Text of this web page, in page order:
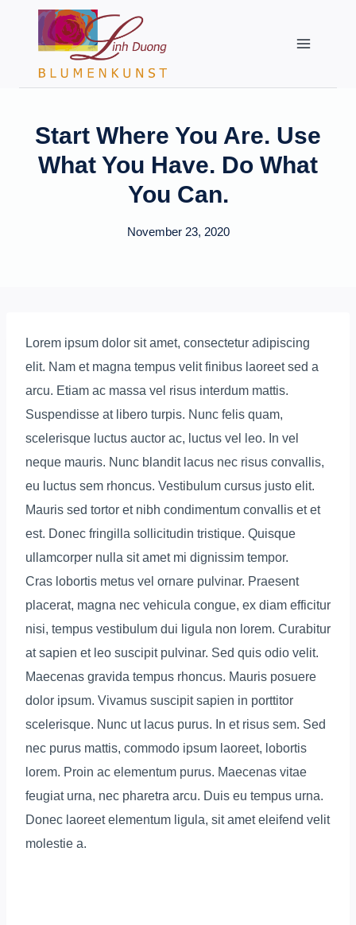
Start Where You Are. Use
What You Have. Do What
You Can.
November 23, 2020
Lorem ipsum dolor sit amet, consectetur adipiscing
elit. Nam et magna tempus velit finibus laoreet sed a
arcu. Etiam ac massa vel risus interdum mattis.
Suspendisse at libero turpis. Nunc felis quam,
scelerisque luctus auctor ac, luctus vel leo. In vel
neque mauris. Nunc blandit lacus nec risus convallis,
eu luctus sem rhoncus. Vestibulum cursus justo elit.
Mauris sed tortor et nibh condimentum convallis et et
est. Donec fringilla sollicitudin tristique. Quisque
ullamcorper nulla sit amet mi dignissim tempor.
Cras lobortis metus vel ornare pulvinar. Praesent
placerat, magna nec vehicula congue, ex diam efficitur
nisi, tempus vestibulum dui ligula non lorem. Curabitur
at sapien et leo suscipit pulvinar. Sed quis odio velit.
Maecenas gravida tempus rhoncus. Mauris posuere
dolor ipsum. Vivamus suscipit sapien in porttitor
scelerisque. Nunc ut lacus purus. In et risus sem. Sed
nec purus mattis, commodo ipsum laoreet, lobortis
lorem. Proin ac elementum purus. Maecenas vitae
feugiat urna, nec pharetra arcu. Duis eu tempus urna.
Donec laoreet elementum ligula, sit amet eleifend velit
molestie a.